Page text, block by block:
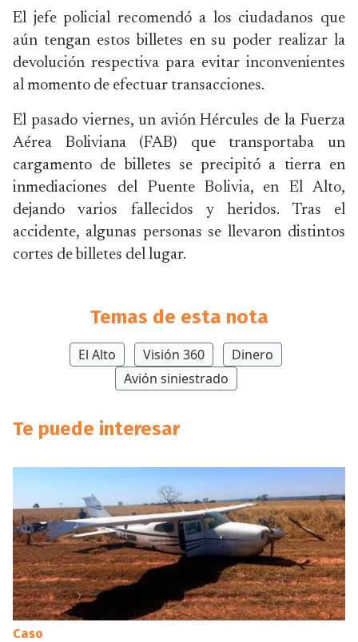
El jefe policial recomendó a los ciudadanos que
aún tengan estos billetes en su poder realizar la
devolución respectiva para evitar inconvenientes
al momento de efectuar transacciones.
El pasado viernes, un avión Hércules de la Fuerza
Aérea Boliviana (FAB) que transportaba un
cargamento de billetes se precipitó a tierra en
inmediaciones del Puente Bolivia, en El Alto,
dejando varios fallecidos y heridos. Tras el
accidente, algunas personas se llevaron distintos
cortes de billetes del lugar.
Temas de esta nota
El Alto Visión 360
Dinero
Avión siniestrado
Te puede interesar
Caso